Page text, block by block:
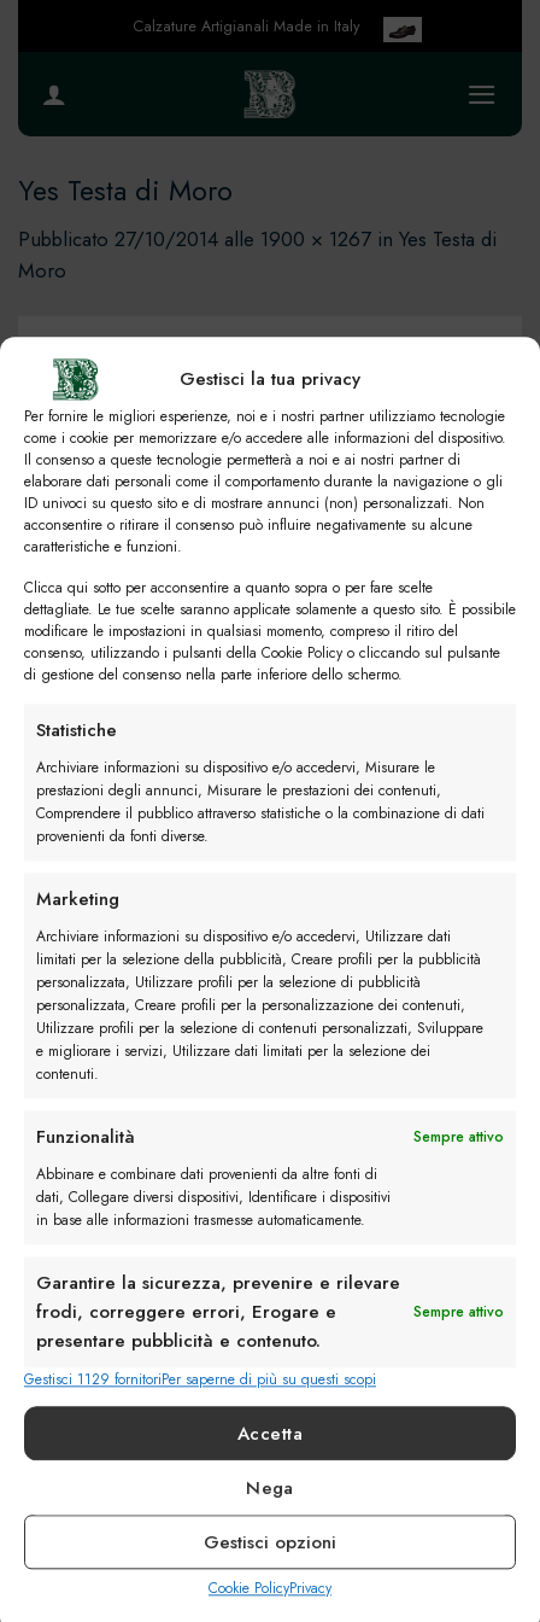
Gestisci la tua privacy
Per fornire le migliori esperienze, noi e i nostri partner utilizziamo tecnologie
come i cookie per memorizzare e/o accedere alle informazioni del dispositivo.
Il consenso a queste tecnologie permetterà a noi e ai nostri partner di
elaborare dati personali come il comportamento durante la navigazione o gli
ID univoci su questo sito e di mostrare annunci (non) personalizzati. Non
acconsentire o ritirare il consenso può influire negativamente su alcune
caratteristiche e funzioni.
Clicca qui sotto per acconsentire a quanto sopra o per fare scelte
dettagliate. Le tue scelte saranno applicate solamente a questo sito. È possibile
modificare le impostazioni in qualsiasi momento, compreso il ritiro del
consenso, utilizzando i pulsanti della Cookie Policy o cliccando sul pulsante
di gestione del consenso nella parte inferiore dello schermo.
Statistiche
Archiviare informazioni su dispositivo e/o accedervi, Misurare le
prestazioni degli annunci, Misurare le prestazioni dei contenuti,
Comprendere il pubblico attraverso statistiche o la combinazione di dati
provenienti da fonti diverse.
Marketing
Archiviare informazioni su dispositivo e/o accedervi, Utilizzare dati
limitati per la selezione della pubblicità, Creare profili per la pubblicità
personalizzata, Utilizzare profili per la selezione di pubblicità
personalizzata, Creare profili per la personalizzazione dei contenuti,
Utilizzare profili per la selezione di contenuti personalizzati, Sviluppare
e migliorare i servizi, Utilizzare dati limitati per la selezione dei
contenuti.
Funzionalità
Sempre attivo
Abbinare e combinare dati provenienti da altre fonti di
dati, Collegare diversi dispositivi, Identificare i dispositivi
in base alle informazioni trasmesse automaticamente.
Garantire la sicurezza, prevenire e rilevare
frodi, correggere errori, Erogare e
presentare pubblicità e contenuto.
Sempre attivo
Gestisci 1129 fornitoriPer saperne di più su questi scopi
Accetta
Nega
Gestisci opzioni
Cookie PolicyPrivacy
Calzature Artigianali Made in Italy
Yes Testa di Moro
Pubblicato 27/10/2014 alle 1900 × 1267 in Yes Testa di
Moro
Precedente
Successivo→
Lascia un commento
Devi essere
Servizio Clienti
info@calzaturebelfiore.com
MI 20145 • Milano
Via Belfiore 9
Termini e Condizioni
Resi e Rimborsi
Spedizioni
Privacy